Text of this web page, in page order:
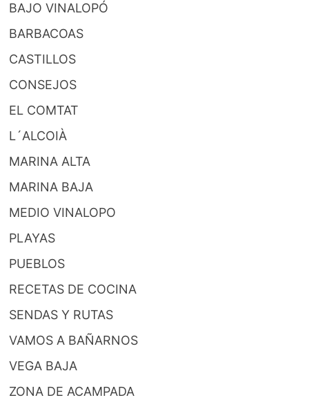
BAJO VINALOPÓ
BARBACOAS
CASTILLOS
CONSEJOS
EL COMTAT
L´ALCOIÀ
MARINA ALTA
MARINA BAJA
MEDIO VINALOPO
PLAYAS
PUEBLOS
RECETAS DE COCINA
SENDAS Y RUTAS
VAMOS A BAÑARNOS
VEGA BAJA
ZONA DE ACAMPADA